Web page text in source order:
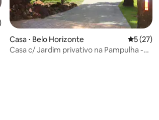
avaliação média de 5, 43 avaliações
Casa ⋅ Belo Horizonte 5 de
5 (27)
Casa c/ Jardim privativo na Pampulha -